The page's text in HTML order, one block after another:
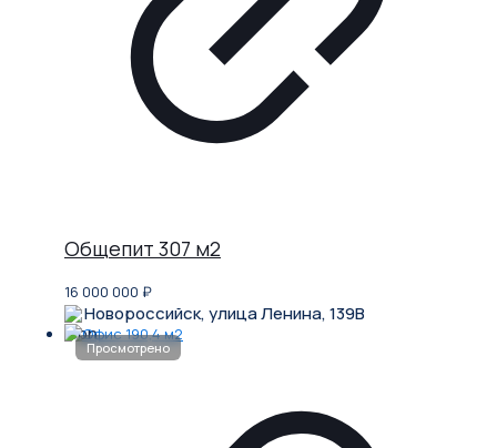
Общепит 307 м2
16 000 000 ₽
Новороссийск, улица Ленина, 139В